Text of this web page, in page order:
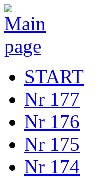
START
Nr 177
Nr 176
Nr 175
Nr 174